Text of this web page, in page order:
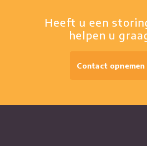
Heeft u een
helpen u
Contact opnemen